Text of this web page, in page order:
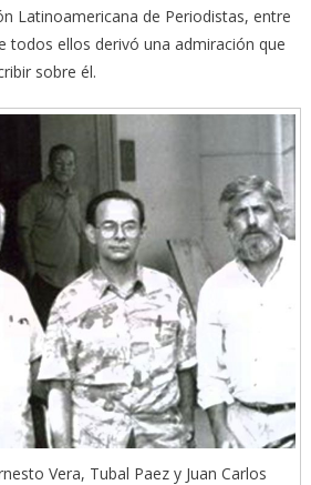
Latinoamericana de Periodistas, entre
todos ellos derivó una admiración que
sobre él.
Vera, Tubal Paez y Juan Carlos